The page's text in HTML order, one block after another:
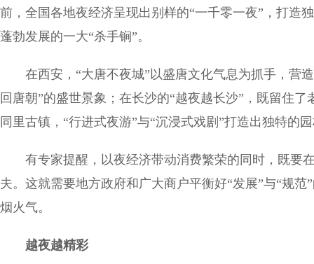
前，全国各地夜经济呈现出别样的“一千零一夜”，打造
蓬勃发展的一大“杀手锏”。
在西安，“大唐不夜城”以盛唐文化气息为抓手，营
回唐朝”的盛世景象；在长沙的“越夜越长沙”，既留住
同里古镇，“行进式夜游”与“沉浸式戏剧”打造出独特的
有专家提醒，以夜经济带动消费繁荣的同时，既要
夫。这就需要地方政府和广大商户平衡好“发展”与“规
烟火气。
越夜越精彩